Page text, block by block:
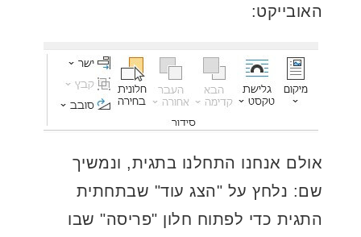
האובייקט:
אולם אנחנו התחלנו בתגית, ונמשיך
שם: נלחץ על "הצג עוד" שבתחתית
התגית כדי לפתוח חלון "פריסה" שבו